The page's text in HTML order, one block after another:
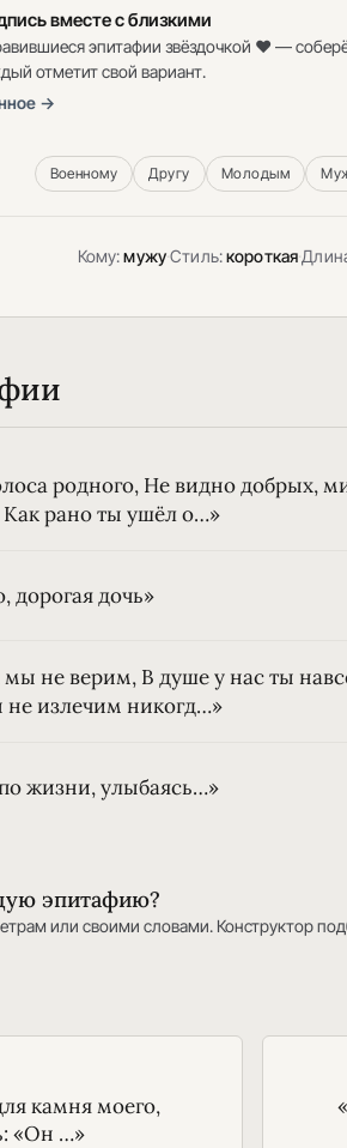
вместе с близкими
эпитафии звёздочкой ♥ —
отметит свой вариант.
→
Военному Другу Молодым
Кому:мужу·Стиль:короткая·
родного, Не видно добрых,
Как рано ты ушёл о…»
дорогая дочь»
мы не верим, В душе у нас ты
излечим никогд…»
жизни, улыбаясь…»
эпитафию?
или своими словами. Конструктор
камня моего,
«Он …»